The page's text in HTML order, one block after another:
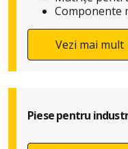
Componente
Vezi mai mult
Piese pentru